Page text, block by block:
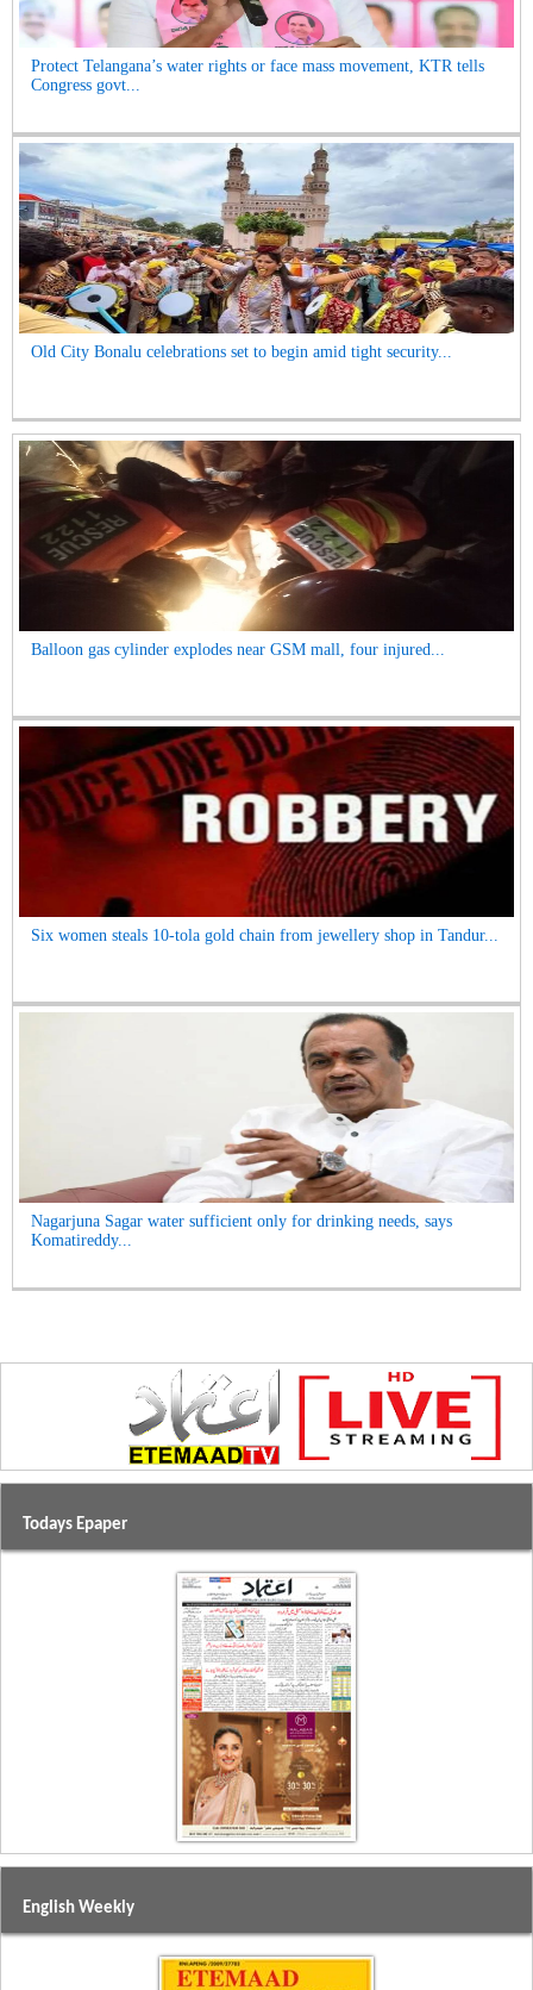
Protect Telangana’s water rights or face mass movement, KTR tells
Congress govt...
Old City Bonalu celebrations set to begin amid tight security...
Balloon gas cylinder explodes near GSM mall, four injured...
Six women steals 10-tola gold chain from jewellery shop in Tandur...
Nagarjuna Sagar water sufficient only for drinking needs, says
Komatireddy...
Todays Epaper
English Weekly